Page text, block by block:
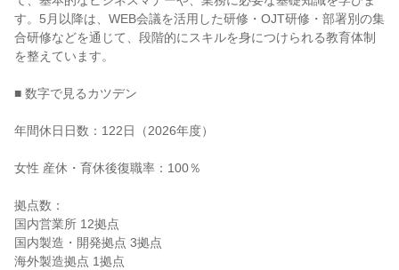
す。5月以降は、WEB会議を活用した研修・OJT研修・部署別の集
合研修などを通じて、段階的にスキルを身につけられる教育体制
を整えています。
■ 数字で見るカツデン
年間休日日数：122日（2026年度）
女性 産休・育休後復職率：100％
拠点数：
国内営業所 12拠点
国内製造・開発拠点 3拠点
海外製造拠点 1拠点